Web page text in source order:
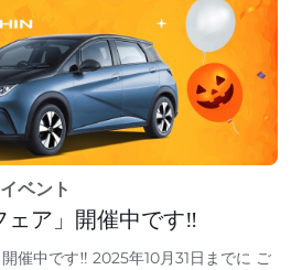
ベント
ェア」開催中です‼
催中です‼ 2025年10月31日までに ご